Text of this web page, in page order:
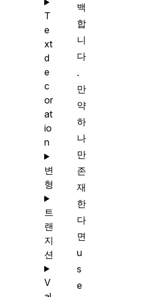
백
합
니
다
.
만
약
하
나
만
존
재
한
다
면
u
s
e
T
e
xt
d
e
c
or
at
io
n
변
형
트
랜
지
션
V